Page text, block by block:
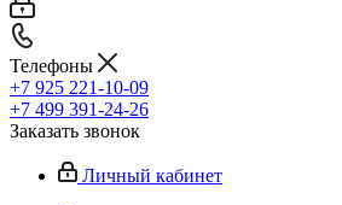
Телефоны
+7 925 221-10-09
+7 499 391-24-26
Заказать звонок
Личный кабинет